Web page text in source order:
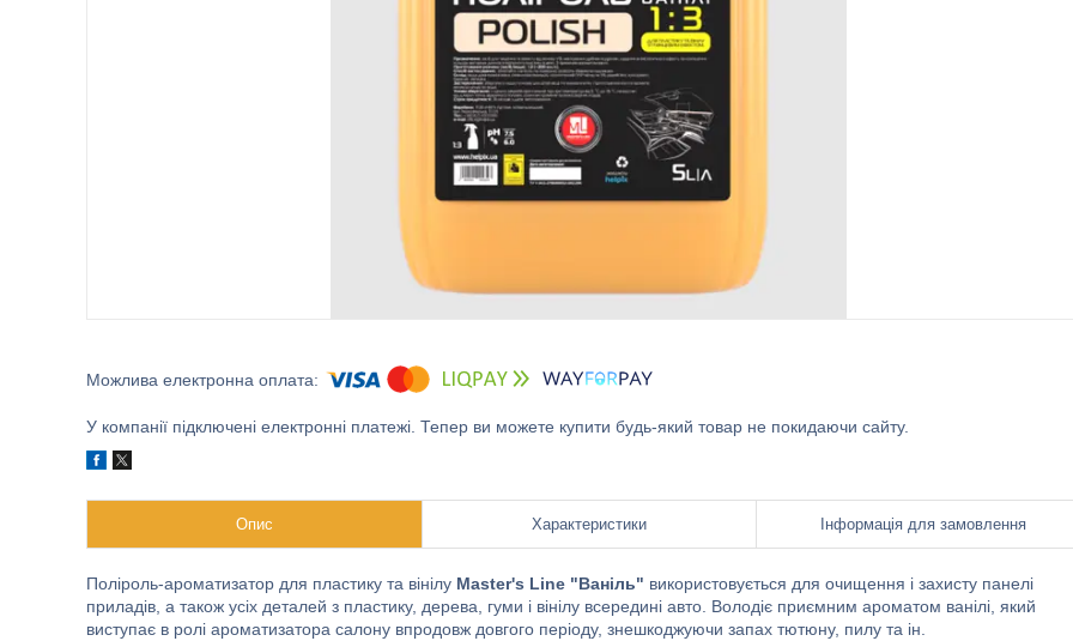
У компанії підключені електронні платежі. Тепер ви можете купити будь-який товар не покидаючи сайту.
Опис Характеристики Інформація для замовлення
Поліроль-ароматизатор для пластику та вінілу Master's Line "Ваніль" використовується для очищення і захисту панелі
приладів, а також усіх деталей з пластику, дерева, гуми і вінілу всередині авто. Володіє приємним ароматом ванілі, який
виступає в ролі ароматизатора салону впродовж довгого періоду, знешкоджуючи запах тютюну, пилу та ін.